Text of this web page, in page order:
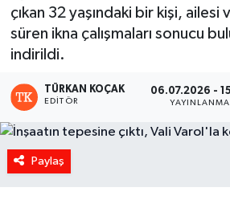
çıkan 32 yaşındaki bir kişi, ailesi
süren ikna çalışmaları sonucu
indirildi.
TÜRKAN KOÇAK
EDITÖR
06.07.2026 -
YAYINLANMA
Paylaş